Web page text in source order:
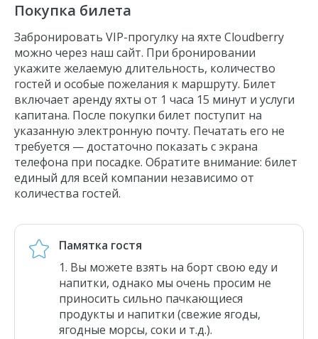
Покупка билета
Забронировать VIP-прогулку на яхте Cloudberry
можно через наш сайт. При бронировании
укажите желаемую длительность, количество
гостей и особые пожелания к маршруту. Билет
включает аренду яхты от 1 часа 15 минут и услуги
капитана. После покупки билет поступит на
указанную электронную почту. Печатать его не
требуется — достаточно показать с экрана
телефона при посадке. Обратите внимание: билет
единый для всей компании независимо от
количества гостей.
Памятка гостя
Вы можете взять на борт свою еду и
напитки, однако мы очень просим не
приносить сильно пачкающиеся
продукты и напитки (свежие ягоды,
ягодные морсы, соки и т.д.).